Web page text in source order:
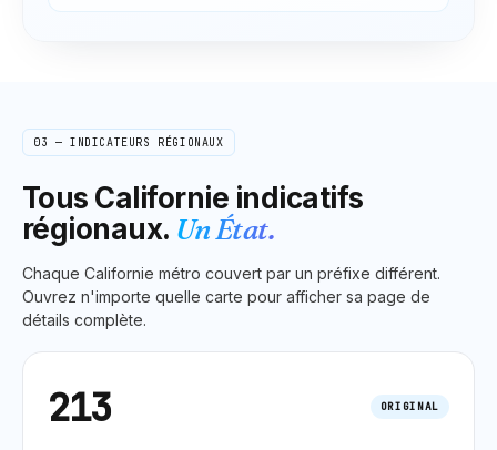
03 — INDICATEURS RÉGIONAUX
Tous Californie indicatifs
régionaux. Un État.
Chaque Californie métro couvert par un préfixe différent.
Ouvrez n'importe quelle carte pour afficher sa page de
détails complète.
213 ORIGINAL